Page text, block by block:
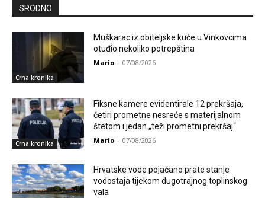
SRODNO
Crna kronika
Muškarac iz obiteljske kuće u Vinkovcima
otuđio nekoliko potrepština
Mario - 07/08/2026
Crna kronika
Fiksne kamere evidentirale 12 prekršaja,
četiri prometne nesreće s materijalnom
štetom i jedan „teži prometni prekršaj“
Mario - 07/08/2026
Hrvatske vode pojačano prate stanje
vodostaja tijekom dugotrajnog toplinskog
vala